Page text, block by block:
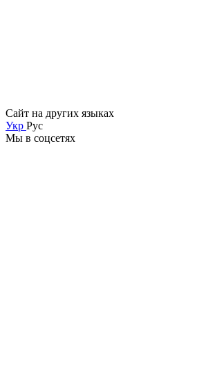
Сайт на других языках
Укр Рус
Мы в соцсетях